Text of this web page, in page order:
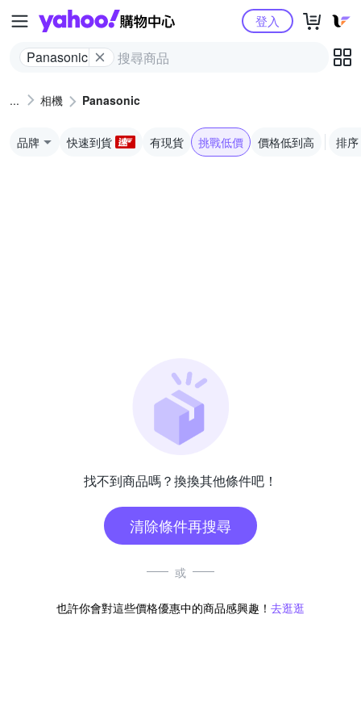
Yahoo購物中心
Panasonic
登入
相機 Panasonic
品牌 快速到貨 有現貨 挑戰低價 價格低到高 排序
找不到商品嗎？換換其他條件吧！
清除條件再搜尋
或
也許你會對這些價格優惠中的商品感興趣！ 去逛逛